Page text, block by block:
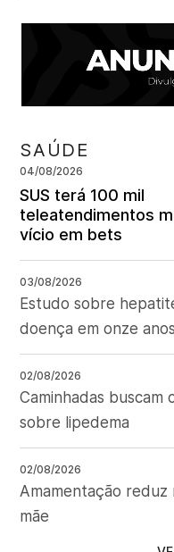
SAÚDE
04/08/2026
SUS terá 100 mil
teleatendimentos
vício em bets
03/08/2026
Estudo sobre
doença em onze anos
02/08/2026
Caminhadas buscam
sobre lipedema
02/08/2026
Amamentação reduz
mãe